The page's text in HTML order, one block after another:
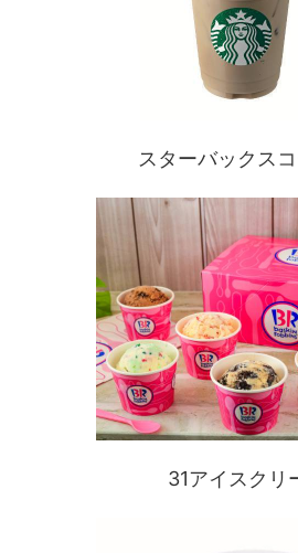
スターバックス
31アイスクリ